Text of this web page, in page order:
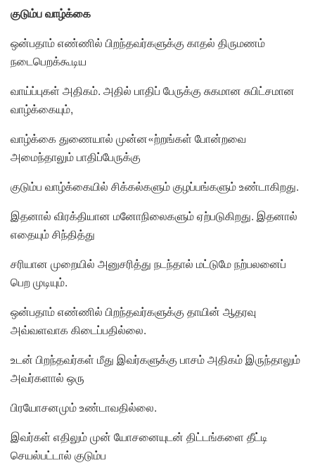
குடும்ப வாழ்க்கை
ஒன்பதாம் எண்ணில் பிறந்தவர்களுக்கு காதல் திருமணம்
நடைபெறக்கூடிய
வாய்ப்புகள் அதிகம். அதில் பாதிப் பேருக்கு சுகமான சுபிட்சமான
வாழ்க்கையும்,
வாழ்க்கை துணையால் முன்ன«ற்றங்கள் போன்றவை
அமைந்தாலும் பாதிப்பேருக்கு
குடும்ப வாழ்க்கையில் சிக்கல்களும் குழப்பங்களும் உண்டாகிறது.
இதனால் விரக்தியான மனோநிலைகளும் ஏற்படுகிறது. இதனால்
எதையும் சிந்தித்து
சரியான முறையில் அனுசரித்து நடந்தால் மட்டுமே நற்பலனைப்
பெற முடியும்.
ஒன்பதாம் எண்ணில் பிறந்தவர்களுக்கு தாயின் ஆதரவு
அவ்வளவாக கிடைப்பதில்லை.
உடன் பிறந்தவர்கள் மீது இவர்களுக்கு பாசம் அதிகம் இருந்தாலும்
அவர்களால் ஒரு
பிரயோசனமும் உண்டாவதில்லை.
இவர்கள் எதிலும் முன் யோசனையுடன் திட்டங்களை தீட்டி
செயல்பட்டால் குடும்ப